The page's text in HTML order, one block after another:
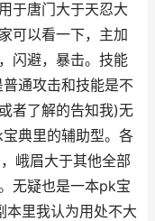
于唐门大于天忍大
可以看一下，主加
闪避，暴击。技能
通攻击和技能是不
者了解的告知我)无
典里的辅助型。各
峨眉大于其他全部
无疑也是一本pk宝
本里我认为用处不大